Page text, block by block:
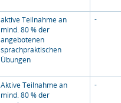
aktive Teilnahme an
mind. 80 % der
angebotenen
sprachpraktischen
Übungen
-
Aktive Teilnahme an
mind. 80 % der
-